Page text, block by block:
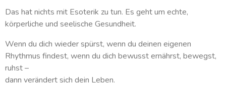
Das hat nichts mit Esoterik zu tun. Es geht um echte,
körperliche und seelische Gesundheit.
Wenn du dich wieder spürst, wenn du deinen eigenen
Rhythmus findest, wenn du dich bewusst ernährst, bewegst,
ruhst –
dann verändert sich dein Leben.